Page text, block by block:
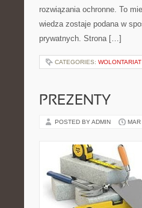
rozwiązania ochronne. To
wiedza zostaje podana w
prywatnych. Strona […]
CATEGORIES:
PREZENTY
POSTED BY ADMIN